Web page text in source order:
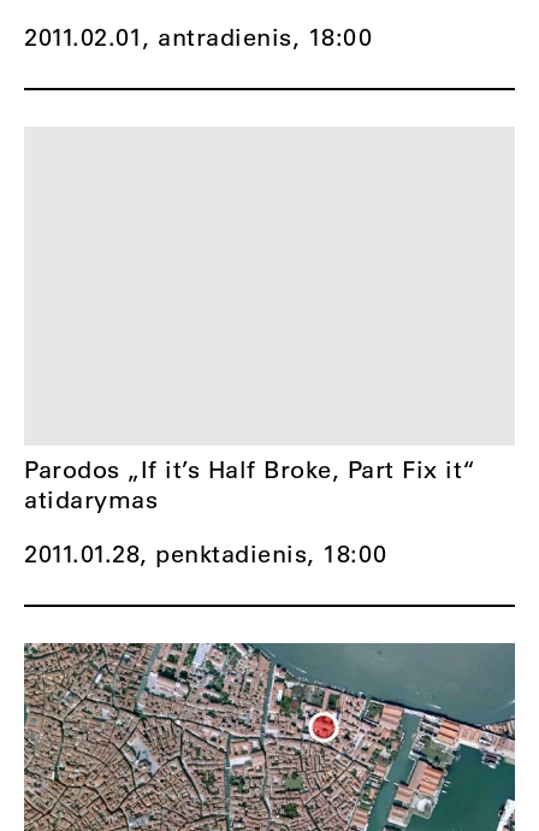
2011.02.01, antradienis, 18:00
2011.01.28, penktadienis, 18:00
Parodos „If it’s Half Broke, Part Fix it“
atidarymas